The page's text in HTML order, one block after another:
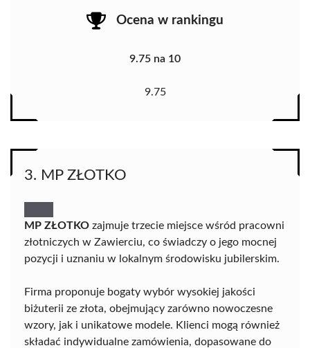
Ocena w rankingu
9.75 na 10
9.75
3. MP ZŁOTKO
MP ZŁOTKO zajmuje trzecie miejsce wśród pracowni
złotniczych w Zawierciu, co świadczy o jego mocnej
pozycji i uznaniu w lokalnym środowisku jubilerskim.
Firma proponuje bogaty wybór wysokiej jakości
biżuterii ze złota, obejmujący zarówno nowoczesne
wzory, jak i unikatowe modele. Klienci mogą również
składać indywidualne zamówienia, dopasowane do